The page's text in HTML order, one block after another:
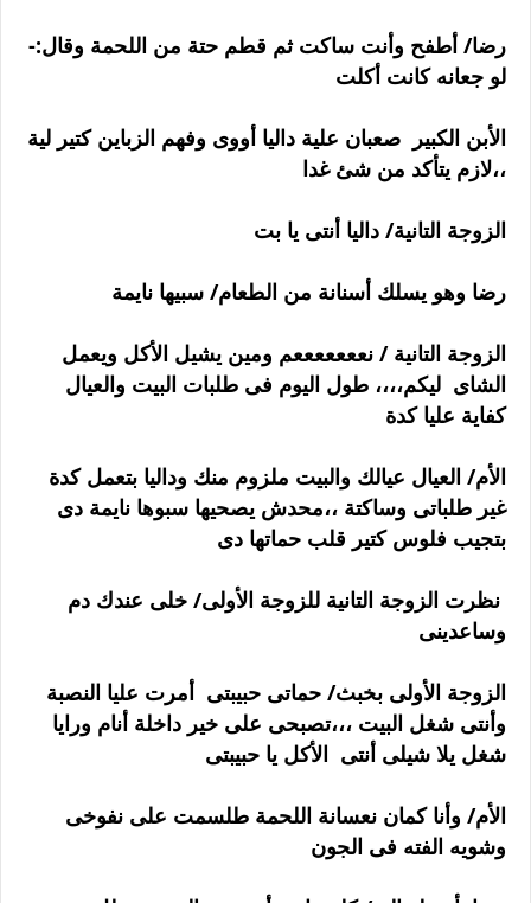
رضا/ أطفح وأنت ساكت ثم قطم حتة من اللحمة وقال:-
لو جعانه كانت أكلت
الأبن الكبير صعبان علية داليا أووى وفهم الزباين كتير لية
،،لازم يتأكد من شئ غدا
الزوجة التانية/ داليا أنتى يا بت
رضا وهو يسلك أسنانة من الطعام/ سبيها نايمة
الزوجة التانية / نعععععععم ومين يشيل الأكل ويعمل
الشاى ليكم،،،، طول اليوم فى طلبات البيت والعيال
كفاية عليا كدة
الأم/ العيال عيالك والبيت ملزوم منك وداليا بتعمل كدة
غير طلباتى وساكتة ،،محدش يصحيها سبوها نايمة دى
بتجيب فلوس كتير قلب حماتها دى
نظرت الزوجة التانية للزوجة الأولى/ خلى عندك دم
وساعدينى
الزوجة الأولى بخبث/ حماتى حبيبتى أمرت عليا النصبة
وأنتى شغل البيت ،،،تصبحى على خير داخلة أنام ورايا
شغل يلا شيلى أنتى الأكل يا حبيبتى
الأم/ وأنا كمان نعسانة اللحمة طلسمت على نفوخى
وشويه الفته فى الجون